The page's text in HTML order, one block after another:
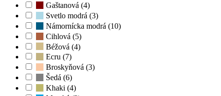
Gaštanová (4)
Svetlo modrá (3)
Námornícka modrá (10)
Cihlová (5)
Béžová (4)
Ecru (7)
Broskyňová (3)
Šedá (6)
Khaki (4)